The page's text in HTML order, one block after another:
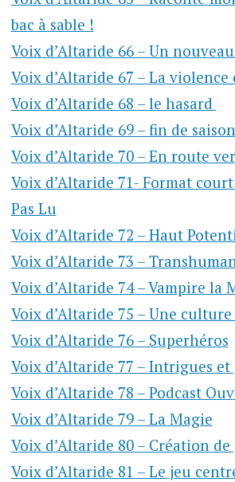
bac à sable !
Voix d’Altaride 66 – Un
Voix d’Altaride 67 – La violence
Voix d’Altaride 68 – le hasard
Voix d’Altaride 69 – fin de saison
Voix d’Altaride 70 – En route
Voix d’Altaride 71- Format
Pas Lu
Voix d’Altaride 72 – Haut
Voix d’Altaride 73 –
Voix d’Altaride 74 – Vampire la
Voix d’Altaride 75 – Une
Voix d’Altaride 76 – Superhéros
Voix d’Altaride 77 – Intrigues
Voix d’Altaride 78 – Podcast
Voix d’Altaride 79 – La Magie
Voix d’Altaride 80 – Création
Voix d’Altaride 81 – Le jeu